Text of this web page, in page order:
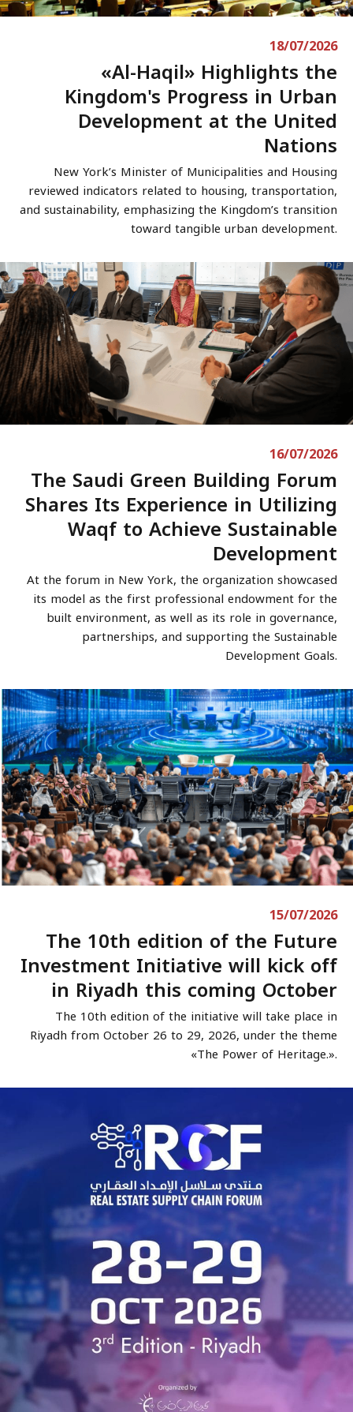
18/07/2026
«Al-Haqil» Highlights the
Kingdom's Progress in Urban
Development at the United
Nations
New York’s Minister of Municipalities and Housing
reviewed indicators related to housing, transportation,
and sustainability, emphasizing the Kingdom’s transition
toward tangible urban development.
16/07/2026
The Saudi Green Building Forum
Shares Its Experience in Utilizing
Waqf to Achieve Sustainable
Development
At the forum in New York, the organization showcased
its model as the first professional endowment for the
built environment, as well as its role in governance,
partnerships, and supporting the Sustainable
Development Goals.
15/07/2026
The 10th edition of the Future
Investment Initiative will kick off
in Riyadh this coming October
The 10th edition of the initiative will take place in
Riyadh from October 26 to 29, 2026, under the theme
«The Power of Heritage.».